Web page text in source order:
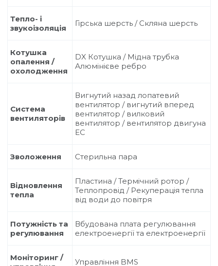
Тепло- і
звукоізоляція
Гірська шерсть / Скляна шерсть
Котушка
опалення /
охолодження
DX Котушка / Мідна трубка
Алюмінієве ребро
Система
вентиляторів
Вигнутий назад лопатевий
вентилятор / вигнутий вперед
вентилятор / вилковий
вентилятор / вентилятор двигуна
ЕС
Зволоження Стерильна пара
Відновлення
тепла
Пластина / Термічний ротор /
Теплопровід / Рекуперація тепла
від води до повітря
Потужність та
регулювання
Вбудована плата регулювання
електроенергії та електроенергії
Моніторинг /
Управління BMS